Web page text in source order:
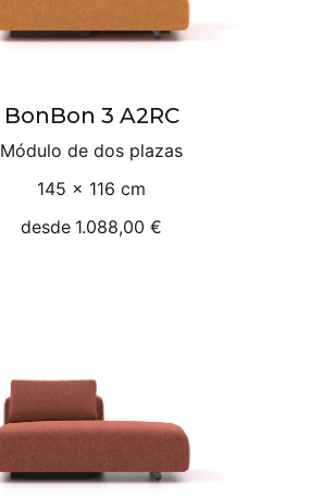
BonBon 3 A2RC
Módulo de dos plazas
145 × 116 cm
desde 1.088,00 €